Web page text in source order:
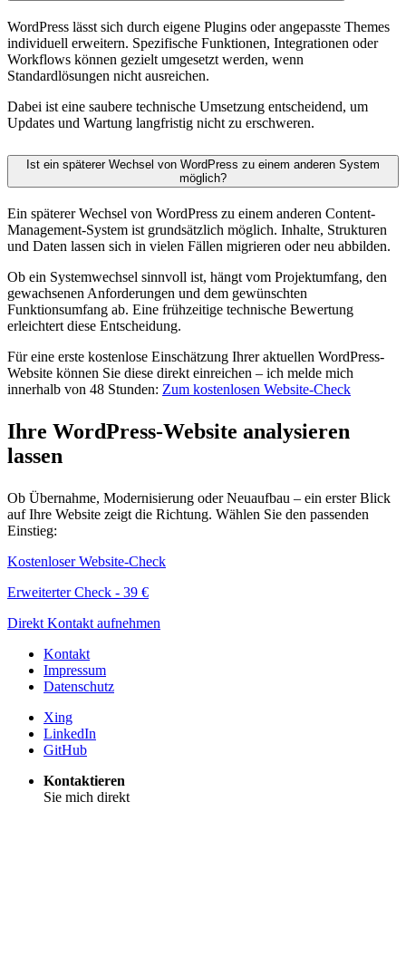
WordPress lässt sich durch eigene Plugins oder angepasste Themes
individuell erweitern. Spezifische Funktionen, Integrationen oder
Workflows können gezielt umgesetzt werden, wenn
Standardlösungen nicht ausreichen.
Dabei ist eine saubere technische Umsetzung entscheidend, um
Updates und Wartung langfristig nicht zu erschweren.
Ist ein späterer Wechsel von WordPress zu einem anderen System
möglich?
Ein späterer Wechsel von WordPress zu einem anderen Content-
Management-System ist grundsätzlich möglich. Inhalte, Strukturen
und Daten lassen sich in vielen Fällen migrieren oder neu abbilden.
Ob ein Systemwechsel sinnvoll ist, hängt vom Projektumfang, den
gewachsenen Anforderungen und dem gewünschten
Funktionsumfang ab. Eine frühzeitige technische Bewertung
erleichtert diese Entscheidung.
Für eine erste kostenlose Einschätzung Ihrer aktuellen WordPress-
Website können Sie diese direkt einreichen – ich melde mich
innerhalb von 48 Stunden: Zum kostenlosen Website-Check
Ihre WordPress-Website analysieren
lassen
Ob Übernahme, Modernisierung oder Neuaufbau – ein erster Blick
auf Ihre Website zeigt die Richtung. Wählen Sie den passenden
Einstieg:
Kostenloser Website-Check
Erweiterter Check - 39 €
Direkt Kontakt aufnehmen
Kontakt
Impressum
Datenschutz
Xing
LinkedIn
GitHub
Kontaktieren
Sie mich direkt